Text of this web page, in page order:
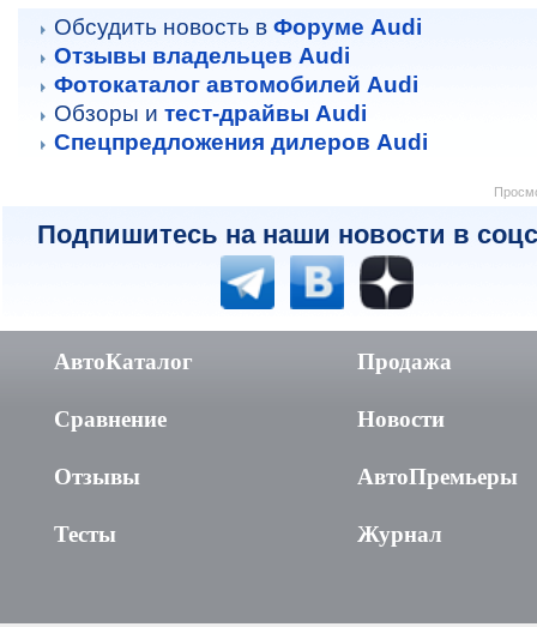
Обсудить новость в Форуме Audi
Отзывы владельцев Audi
Фотокаталог автомобилей Audi
Обзоры и тест-драйвы Audi
Спецпредложения дилеров Audi
Подпишитесь на наши новости в
АвтоКаталог
Сравнение
Отзывы
Тесты
Продажа
Новости
АвтоПремьеры
Журнал